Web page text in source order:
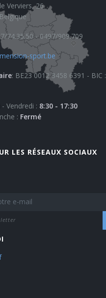
Verviers, 26
74.35.50 - 0497/909.709
sport.be
: BE23 0012 3458 6391 - BIC :
- Vendredi : 8:30 - 17:30
: Fermé
LES RÉSEAUX SOCIAUX